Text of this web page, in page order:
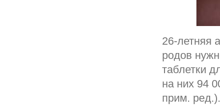
26-летняя
родов
таблетки
на них 94
прим.